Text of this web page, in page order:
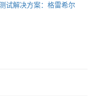
试解决方案：格雷希尔